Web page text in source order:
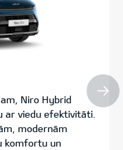
Niro Hybrid
ar viedu efektivitāti.
modernām
komfortu un